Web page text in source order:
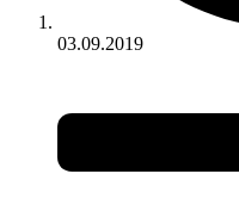
03.09.2019